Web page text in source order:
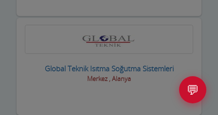
Global Teknik Isıtma Soğutma Sistemleri
Merkez , Alanya
💬